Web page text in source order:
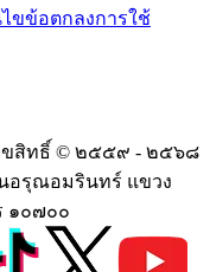
ไขข้อตกลงการใช้
ขสิทธิ์ © ๒๕๕๙ - ๒๕๖๘
อรุณอมรินทร์ แขวง
๑๐๗๐๐